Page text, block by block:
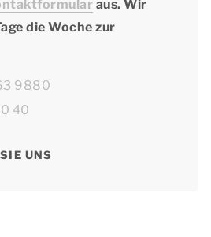
aus. Wir
die Woche zur
9880
40
UNS